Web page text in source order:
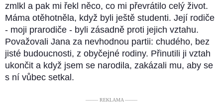
zmlkl a pak mi řekl něco, co mi převrátilo celý život.
Máma otěhotněla, když byli ještě studenti. Její rodiče
- moji prarodiče - byli zásadně proti jejich vztahu.
Považovali Jana za nevhodnou partii: chudého, bez
jisté budoucnosti, z obyčejné rodiny. Přinutili ji vztah
ukončit a když jsem se narodila, zakázali mu, aby se
s ní vůbec setkal.
––––– REKLAMA –––––